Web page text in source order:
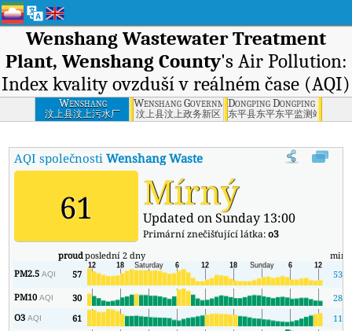
Wenshang Wastewater Treatment
Plant, Wenshang County's Air Pollution:
Index kvality ovzduší v reálném čase (AQI)
Wenshang
Wastewater
Treatment Plant,
汶上县汶上污水厂
Wenshang Government New District,
汶上县汶上政务新区
Dongping Dongping
东平县东平东平监测站
AQI společnostiWenshang Wastewater Treatment Plant,
61 Mírný
Updated on Sunday 13:00
Primární znečišťující látka:o3
proudposlední 2 dny min
PM2.5AQI 57
53
PM10AQI 30
28
O3AQI 61
11